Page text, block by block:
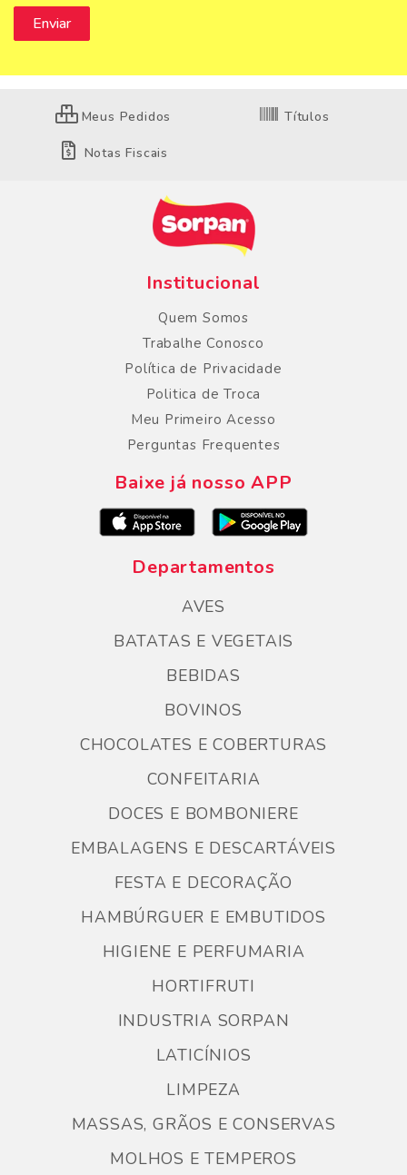
Meus Pedidos Títulos
Notas Fiscais
Institucional
Quem Somos
Trabalhe Conosco
Política de Privacidade
Politica de Troca
Meu Primeiro Acesso
Perguntas Frequentes
Baixe já nosso APP
Departamentos
AVES
BATATAS E VEGETAIS
BEBIDAS
BOVINOS
CHOCOLATES E COBERTURAS
CONFEITARIA
DOCES E BOMBONIERE
EMBALAGENS E DESCARTÁVEIS
FESTA E DECORAÇÃO
HAMBÚRGUER E EMBUTIDOS
HIGIENE E PERFUMARIA
HORTIFRUTI
INDUSTRIA SORPAN
LATICÍNIOS
LIMPEZA
MASSAS, GRÃOS E CONSERVAS
MOLHOS E TEMPEROS